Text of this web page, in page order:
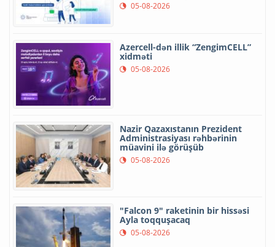
05-08-2026
Azercell-dən illik “ZengimCELL”
xidməti
05-08-2026
Nazir Qazaxıstanın Prezident
Administrasiyası rəhbərinin
müavini ilə görüşüb
05-08-2026
"Falcon 9" raketinin bir hissəsi
Ayla toqquşacaq
05-08-2026